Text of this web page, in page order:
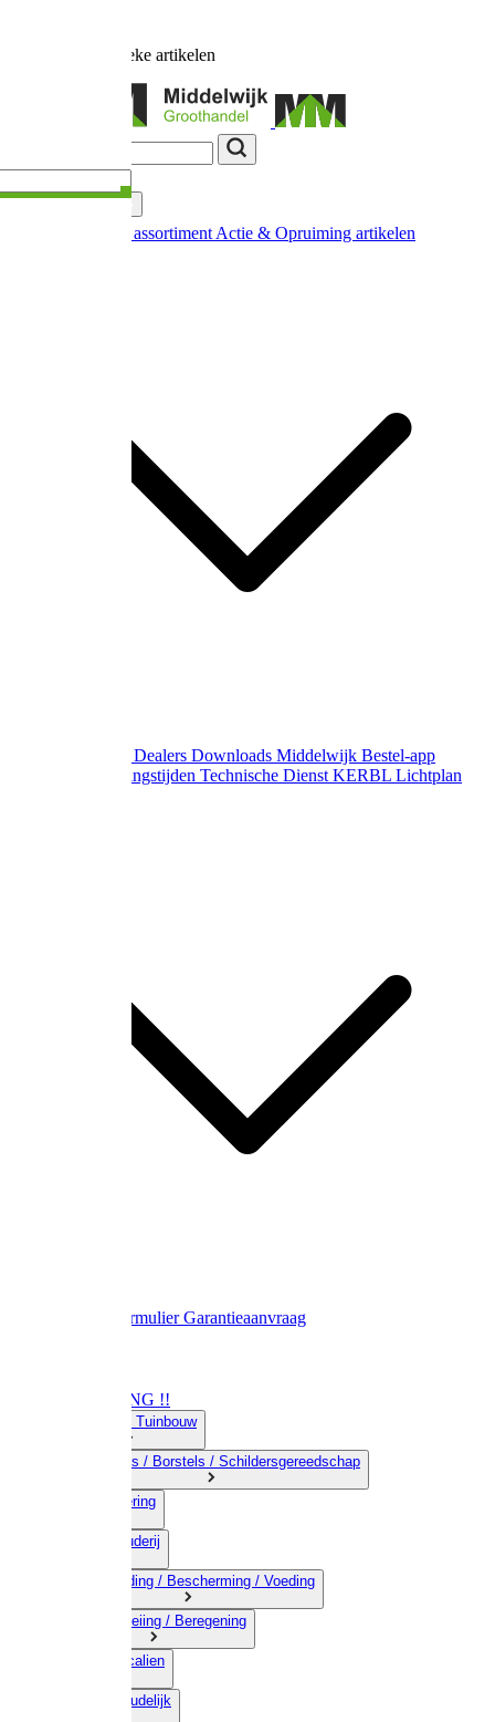
unieke artikelen
Nieuw in ons assortiment Actie & Opruiming artikelen
Dealers Downloads Middelwijk Bestel-app
Gewijzigde openingstijden Technische Dienst KERBL Lichtplan
RetourformulierGarantieaanvraag
OPRUIMING !!
01) Land-& Tuinbouw
02) Bezems / Borstels / Schildersgereedschap
03) Afrastering
04) Veehouderij
05) Bestrijding / Bescherming / Voeding
06) Besproeiing / Beregening
07) Chemicalien
08) Huishoudelijk